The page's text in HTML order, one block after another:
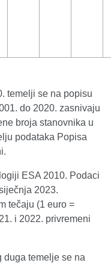
temelji se na popisu
do 2020. zasnivaju
broja stanovnika u
podataka Popisa
ESA 2010. Podaci
2023.
tečaju (1 euro =
i 2022. privremeni
duga temelje se na